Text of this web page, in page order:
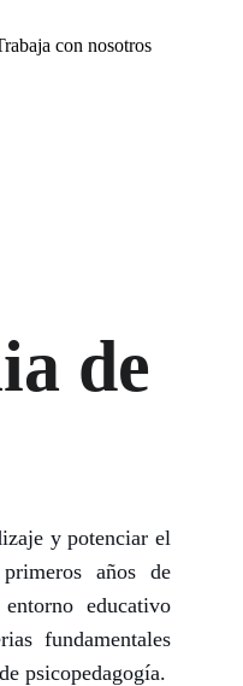
con nosotros
de
y potenciar el
años de
educativo
fundamentales
psicopedagogía.